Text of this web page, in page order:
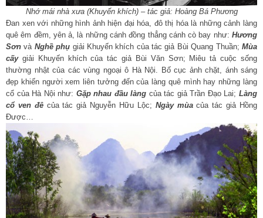
Nhớ mái nhà xưa (Khuyến khích) – tác giả: Hoàng Bá Phương
Đan xen với những hình ảnh hiện đại hóa, đô thị hóa là những cảnh làng
quê êm đềm, yên ả, là những cánh đồng thẳng cánh cò bay như: Hương
Sơn và Nghề phụ giải Khuyến khích của tác giả Bùi Quang Thuần;Mùa
cấygiải Khuyến khích của tác giả Bùi Văn Sơn; Miêu tả cuộc sống
thường nhật của các vùng ngoại ô Hà Nội. Bố cục ảnh chặt, ánh sáng
đẹp khiến người xem liên tưởng đến của làng quê mình hay những làng
cổ của Hà Nội như: Gặp nhau đầu làng của tác giả Trần Đạo Lai;Làng
cổ ven đêcủa tác giả Nguyễn Hữu Lộc; Ngày mùacủa tác giả Hồng
Được…